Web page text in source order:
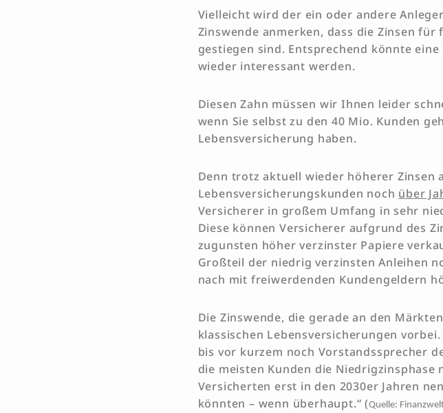
Vielleicht wird der ein oder andere
Zinswende anmerken, dass die Zinsen
gestiegen sind. Entsprechend könnte
wieder interessant werden.
Diesen Zahn müssen wir Ihnen leider
wenn Sie selbst zu den 40 Mio. Kunden
Lebensversicherung haben.
Denn trotz aktuell wieder höherer Zinsen
Lebensversicherungskunden noch über
Versicherer in großem Umfang in sehr
Diese können Versicherer aufgrund des
zugunsten höher verzinster Papiere
Großteil der niedrig verzinsten Anleihen
nach mit freiwerdenden Kundengeldern
Die Zinswende, die gerade an den
klassischen Lebensversicherungen
bis vor kurzem noch Vorstandssprecher
die meisten Kunden die Niedrigzinsphase
Versicherten erst in den 2030er Jahren
könnten – wenn überhaupt.“ (Quelle: